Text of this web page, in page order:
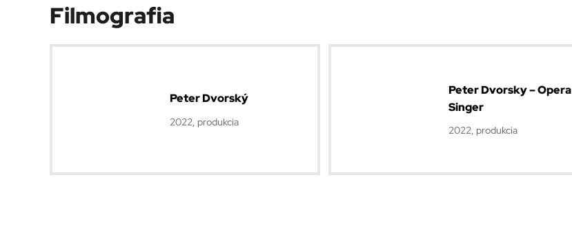
Filmografia
Peter Dvorský
2022, produkcia
Peter Dvorsky – Opera
Singer
2022, produkcia